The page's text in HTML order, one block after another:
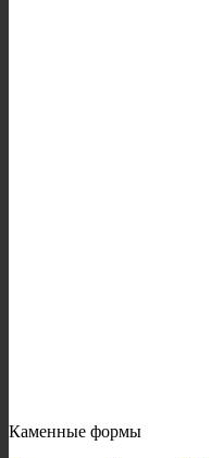
Каменные формы